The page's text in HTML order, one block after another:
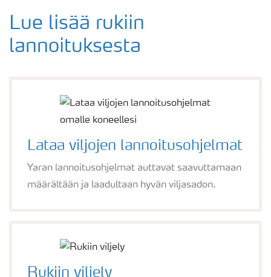
Lue lisää rukiin
lannoituksesta
Lataa viljojen lannoitusohjelmat
Yaran lannoitusohjelmat auttavat saavuttamaan
määrältään ja laadultaan hyvän viljasadon.
Rukiin viljely